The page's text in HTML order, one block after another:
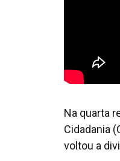
Na quarta
Cidadania
voltou a